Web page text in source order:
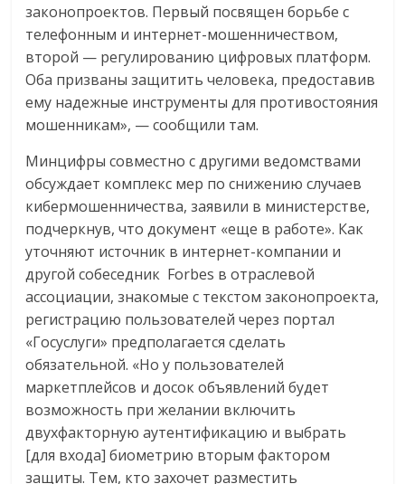
законопроектов. Первый посвящен борьбе с
телефонным и интернет-мошенничеством,
второй — регулированию цифровых платформ.
Оба призваны защитить человека, предоставив
ему надежные инструменты для противостояния
мошенникам», — сообщили там.
Минцифры совместно с другими ведомствами
обсуждает комплекс мер по снижению случаев
кибермошенничества, заявили в министерстве,
подчеркнув, что документ «еще в работе». Как
уточняют источник в интернет-компании и
другой собеседник Forbes в отраслевой
ассоциации, знакомые с текстом законопроекта,
регистрацию пользователей через портал
«Госуслуги» предполагается сделать
обязательной. «Но у пользователей
маркетплейсов и досок объявлений будет
возможность при желании включить
двухфакторную аутентификацию и выбрать
[для входа] биометрию вторым фактором
защиты. Тем, кто захочет разместить